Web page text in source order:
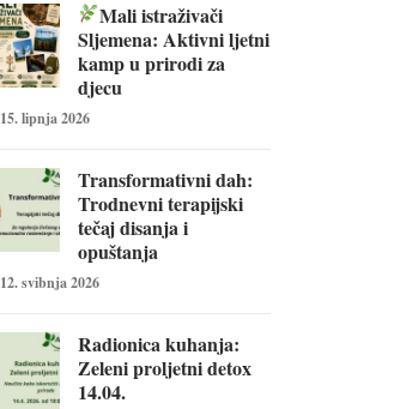
Mali istraživači
Sljemena: Aktivni ljetni
kamp u prirodi za
djecu
15. lipnja 2026
Transformativni dah:
Trodnevni terapijski
tečaj disanja i
opuštanja
12. svibnja 2026
Radionica kuhanja:
Zeleni proljetni detox
14.04.